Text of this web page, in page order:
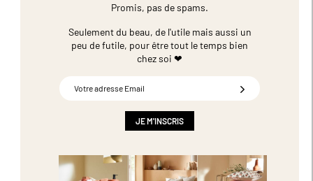
Promis, pas de spams.
Seulement du beau, de l'utile mais aussi un
peu de futile, pour être tout le temps bien
chez soi ❤
JE M'INSCRIS